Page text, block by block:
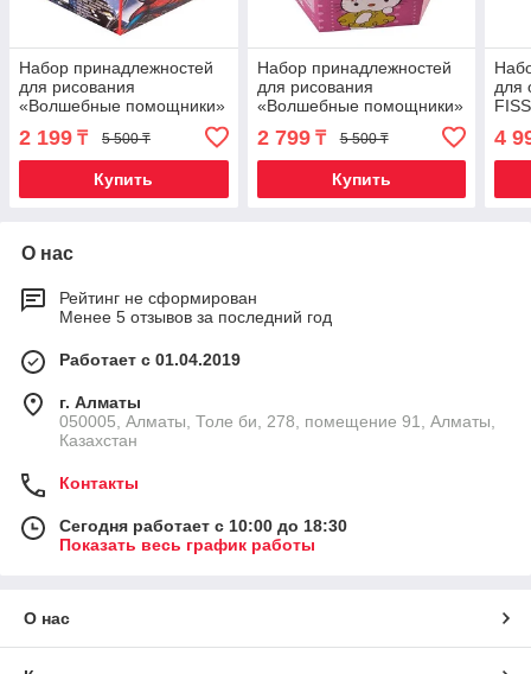
Набор принадлежностей
для рисования
«Волшебные помощники»
[46 предметов] (Для
мальчиков)
2 199 ₸ 5 500 ₸
Купить
Набор принадлежностей
для рисования
«Волшебные помощники»
[46 предметов] (Для
девочек)
2 799₸ 5 500 ₸
Купить
для
4
О нас
Рейтинг не сформирован
Менее 5 отзывов за последний год
Работает с 01.04.2019
г. Алматы
050005, Алматы, Толе би, 278, помещение 91, Алматы,
Казахстан
Контакты
Сегодня работает с 10:00 до 18:30
Показать весь график работы
О нас